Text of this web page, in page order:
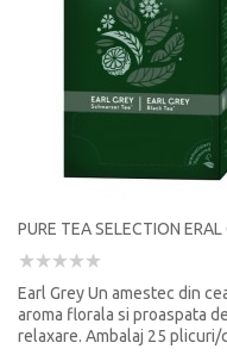
PURE TEA SELECTION ERAL
Earl Grey Un amestec din
aroma florala si proaspata
relaxare. Ambalaj 25 plicuri/